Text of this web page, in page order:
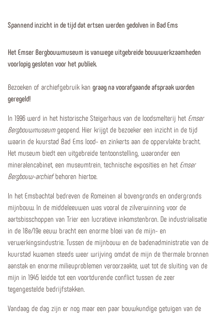
Spannend inzicht in de tijd dat ertsen werden gedolven in Bad Ems
Het Emser Bergbouwmuseum is vanwegeuitgebreide bouwwerkzaamheden
voorlopig gesloten voor het publiek.
Bezoeken of archiefgebruik kan graag na voorafgaande afspraakworden
geregeld!
In 1996 werd in het historische Steigerhaus van de loodsmelterij het Emser
Bergbouwmuseumgeopend. Hier krijgt de bezoeker een inzicht in de tijd
waarin de kuurstad Bad Ems lood- en zinkerts aan de oppervlakte bracht.
Het museum biedt een uitgebreide tentoonstelling, waaronder een
mineralencabinet, een museumtrein, technische exposities en het Emser
Bergbouw-archiefbehoren hiertoe.
In het Emsbachtal bedreven de Romeinen al bovengronds en ondergronds
mijnbouw. In de middeleeuwen was vooral de zilverwinning voor de
aartsbisschoppen van Trier een lucratieve inkomstenbron. De industrialisatie
in de 18e/19e eeuw bracht een enorme bloei van de mijn- en
verwerkingsindustrie. Tussen de mijnbouw en de badenadministratie van de
kuurstad kwamen steeds weer wrijving omdat de mijn de thermale bronnen
aanstak en enorme milieuproblemen veroorzaakte, wat tot de sluiting van de
mijn in 1945 leidde tot een voortdurende conflict tussen de zeer
tegengestelde bedrijfstakken.
Vandaag de dag zijn er nog maar een paar bouwkundige getuigen van de